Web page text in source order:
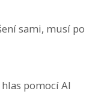
sami, musí po
pomocí AI